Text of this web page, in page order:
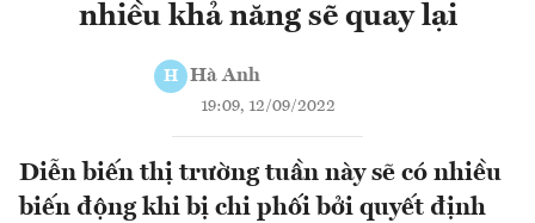
nhiều khả năng sẽ quay lại
H Hà Anh
19:09, 12/09/2022
Diễn biến thị trường tuần này sẽ có nhiều
biến động khi bị chi phối bởi quyết định